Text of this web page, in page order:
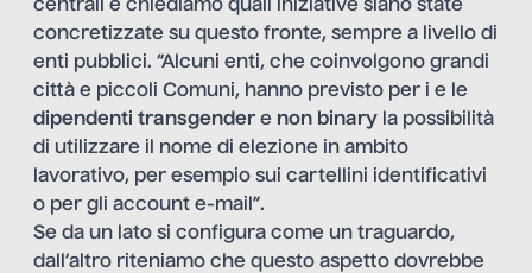
centrali e chiediamo quali iniziative siano state
concretizzate su questo fronte, sempre a livello di
enti pubblici. “Alcuni enti, che coinvolgono grandi
città e piccoli Comuni, hanno previsto per i e le
dipendenti transgendere non binary la possibilità
di utilizzare il nome di elezione in ambito
lavorativo, per esempio sui cartellini identificativi
o per gli account e-mail”.
Se da un lato si configura come un traguardo,
dall’altro riteniamo che questo aspetto dovrebbe